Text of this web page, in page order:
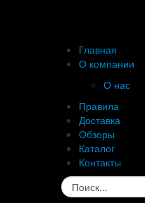
Главная
О компании
О нас
Правила
Доставка
Обзоры
Каталог
Контакты